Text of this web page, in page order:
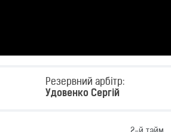
Резервний арбітр:
Удовенко Сергій